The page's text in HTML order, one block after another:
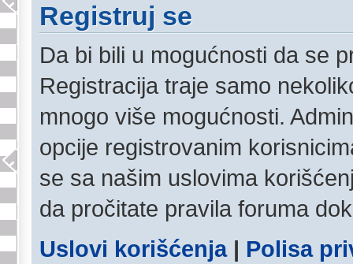
Registruj se
Da bi bili u mogućnosti da se
Registracija traje samo
mnogo više mogućnosti.
opcije registrovanim
se sa našim uslovima
da pročitate pravila foruma
Uslovi korišćenja| Polisa